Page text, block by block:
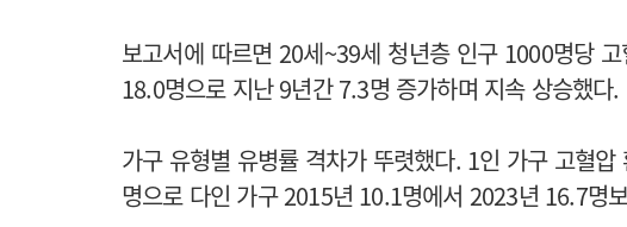
보고서에 따르면 20세~39세 청년층 인구 1000명당
18.0명으로 지난 9년간 7.3명 증가하며 지속 상승했다.
가구 유형별 유병률 격차가 뚜렷했다. 1인 가구 고혈
명으로 다인 가구 2015년 10.1명에서 2023년 16.7명